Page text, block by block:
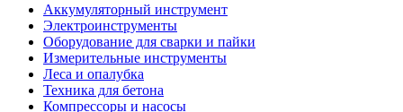
Аккумуляторный инструмент
Электроинструменты
Оборудование для сварки и пайки
Измерительные инструменты
Леса и опалубка
Техника для бетона
Компрессоры и насосы